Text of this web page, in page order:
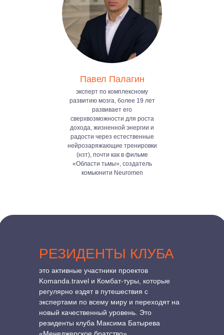
Павел Палагин
эксперт по комплексному
развитию мозга, более 19 лет
развивает его
сверхвозможности для роста
дохода, жизненной энергии и
радости через естественные
нейрозаряжающие тренировки
(нзт), почти как в фильме
«Области тьмы», создатель
комьюнити Neuromen
РЕЗИДЕНТЫ КЛУБА
это активные участники проектов
Komanda.travel и Комбат-туры, которые
регулярно ездят в путешествия с
экспертами по всему миру и переходят на
новый качественный уровень. Это
резиденты клуба Максима Батырева